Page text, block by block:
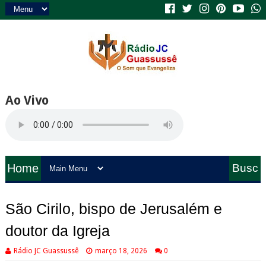
Ao Vivo
Home
Busc
São Cirilo, bispo de Jerusalém e
doutor da Igreja
Rádio JC Guassussê março 18, 2026 0